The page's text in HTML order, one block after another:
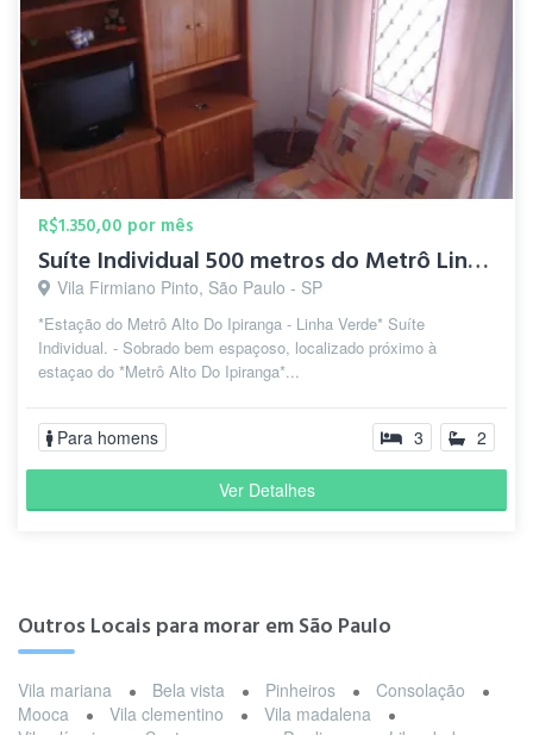
R$1.350,00 por mês
Suíte Individual 500 metros do Metrô Linha Verde
Vila Firmiano Pinto, São Paulo - SP
*Estação do Metrô Alto Do Ipiranga - Linha Verde* Suíte
Individual. - Sobrado bem espaçoso, localizado próximo à
estaçao do *Metrô Alto Do Ipiranga*...
Para homens 3 2
Ver Detalhes
Outros Locais para morar em São Paulo
Vila mariana Bela vista Pinheiros
Consolação
Mooca
Vila clementino
Vila madalena